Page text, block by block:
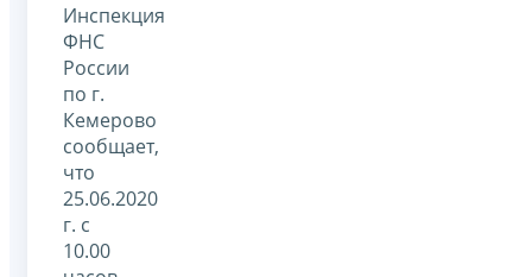
Инспекция
ФНС
России
по г.
Кемерово
сообщает,
что
25.06.2020
г. с
10.00